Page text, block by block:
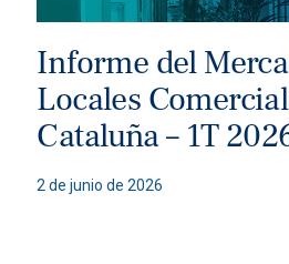
Informe del
Locales
Cataluña – 1T
2 de junio de 2026